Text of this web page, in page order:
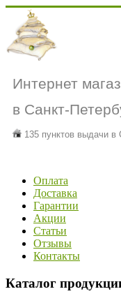
Интернет
в Санкт-
135 пунктов выдачи
Оплата
Доставка
Гарантии
Акции
Статьи
Отзывы
Контакты
Каталог